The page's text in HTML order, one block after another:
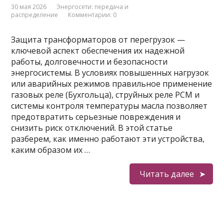
30 мая 2026
Энергосети: передача и
распределение
Комментарии: 0
Защита трансформаторов от перегрузок —
ключевой аспект обеспечения их надежной
работы, долговечности и безопасности
энергосистемы. В условиях повышенных нагрузок
или аварийных режимов правильное применение
газовых реле (Бухгольца), струйных реле РСМ и
системы контроля температуры масла позволяет
предотвратить серьезные повреждения и
снизить риск отключений. В этой статье
разберем, как именно работают эти устройства,
каким образом их …
Читать далее